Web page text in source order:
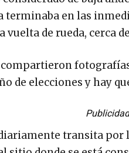
en las
vuelta de rueda, cerca
compartieron
de elecciones y hay
Publicidad
transita por